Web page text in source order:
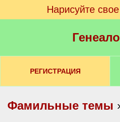
Нарисуйте
РЕГИСТРАЦИЯ
Фамильные темы